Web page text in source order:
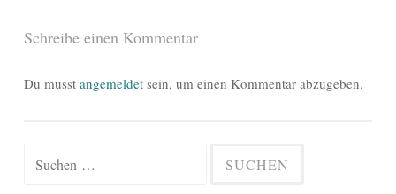
Schreibe einen Kommentar
Du musst angemeldet sein, um einen Kommentar abzugeben.
Suchen